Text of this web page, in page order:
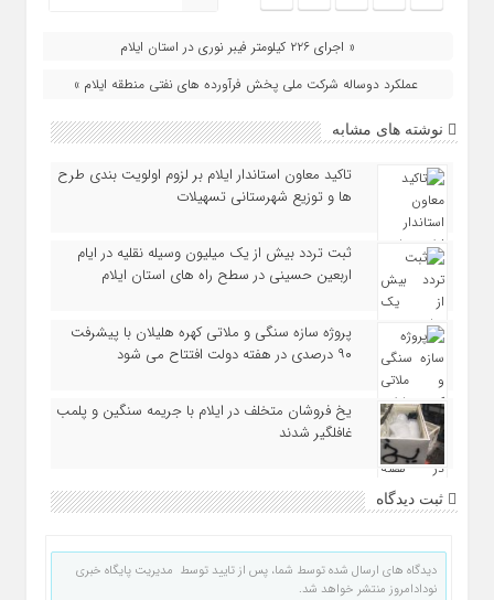
« اجرای ۲۲۶ کیلومتر فیبر نوری در استان ایلام
عملکرد دوساله شرکت ملی پخش فرآورده های نفتی منطقه ایلام »
نوشته های مشابه
تاکید معاون استاندار ایلام بر لزوم اولویت‌ بندی طرح‌
ها و توزیع شهرستانی تسهیلات
ثبت تردد بیش از یک میلیون وسیله نقلیه در ایام
اربعین حسینی در سطح راه‌ های استان ایلام
پروژه سازه سنگی و ملاتی کهره هلیلان با پیشرفت
۹۰ درصدی در هفته دولت افتتاح می شود
یخ‌ فروشان متخلف در ایلام با جریمه سنگین و پلمب
غافلگیر شدند
ثبت دیدگاه
دیدگاه های ارسال شده توسط شما، پس از تایید توسط مدیریت پایگاه خبری
نودادامروز منتشر خواهد شد.